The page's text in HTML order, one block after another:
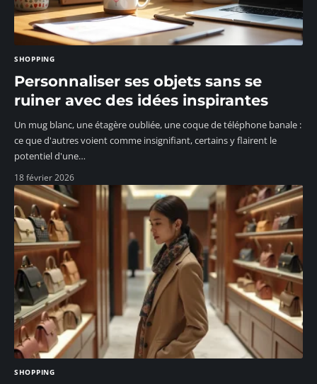
SHOPPING
Personnaliser ses objets sans se
ruiner avec des idées inspirantes
Un mug blanc, une étagère oubliée, une coque de téléphone banale :
ce que d'autres voient comme insignifiant, certains y flairent le
potentiel d'une…
18 février 2026
SHOPPING